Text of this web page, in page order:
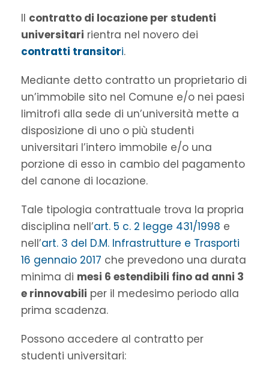
Il contratto di locazione per studenti
universitari rientra nel novero dei
contratti transitori.
Mediante detto contratto un proprietario di
un’immobile sito nel Comune e/o nei paesi
limitrofi alla sede di un’università mette a
disposizione di uno o più studenti
universitari l’intero immobile e/o una
porzione di esso in cambio del pagamento
del canone di locazione.
Tale tipologia contrattuale trova la propria
disciplina nell’art. 5 c. 2 legge 431/1998 e
nell’art. 3 del D.M. Infrastrutture e Trasporti
16 gennaio 2017 che prevedono una durata
minima di mesi 6 estendibili fino ad anni 3
e rinnovabili per il medesimo periodo alla
prima scadenza.
Possono accedere al contratto per
studenti universitari: